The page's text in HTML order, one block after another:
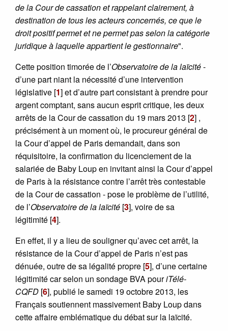
de la Cour de cassation et rappelant clairement, à
destination de tous les acteurs concernés, ce que le
droit positif permet et ne permet pas selon la catégorie
juridique à laquelle appartient le gestionnaire".
Cette position timorée de l’Observatoire de la laïcité-
d’une part niant la nécessité d’une intervention
législative [1]et d’autre part consistant à prendre pour
argent comptant, sans aucun esprit critique, les deux
arrêts de la Cour de cassation du 19 mars 2013 [2] ,
précisément à un moment où, le procureur général de
la Cour d’appel de Paris demandait, dans son
réquisitoire, la confirmation du licenciement de la
salariée de Baby Loup en invitant ainsi la Cour d’appel
de Paris à la résistance contre l’arrêt très contestable
de la Cour de cassation - pose le problème de l’utilité,
de l’Observatoire de la laïcité [3], voire de sa
légitimité [4].
En effet, il y a lieu de souligner qu’avec cet arrêt, la
résistance de la Cour d’appel de Paris n’est pas
dénuée, outre de sa légalité propre [5], d’une certaine
légitimité car selon un sondage BVA pouriTélé-
CQFD [6], publié le samedi 19 octobre 2013, les
Français soutiennent massivement Baby Loup dans
cette affaire emblématique du débat sur la laïcité.